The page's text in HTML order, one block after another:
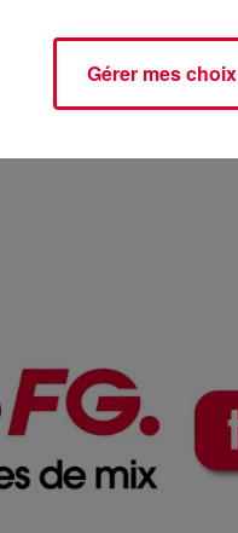
Gérer mes choix